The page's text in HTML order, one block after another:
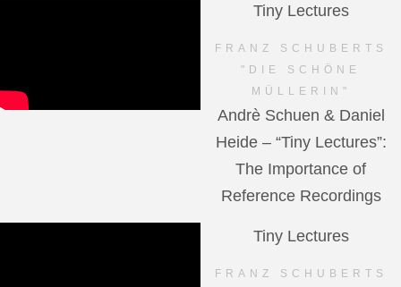
Tiny Lectures
FRANZ SCHUBERTS
"DIE SCHÖNE
MÜLLERIN"
Andrè Schuen & Daniel
Heide – “Tiny Lectures”:
The Importance of
Reference Recordings
Tiny Lectures
FRANZ SCHUBERTS